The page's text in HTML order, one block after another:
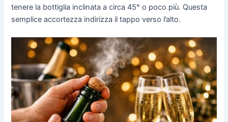
tenere la bottiglia inclinata a circa 45° o poco più. Questa
semplice accortezza indirizza il tappo verso l’alto.